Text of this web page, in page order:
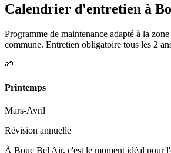
Calendrier d'entretien à
Programme de maintenance adapté à la
commune. Entretien obligatoire tous les 2
🌱
Printemps
Mars-Avril
Révision annuelle
À Bouc Bel Air, c'est le moment idéal pour